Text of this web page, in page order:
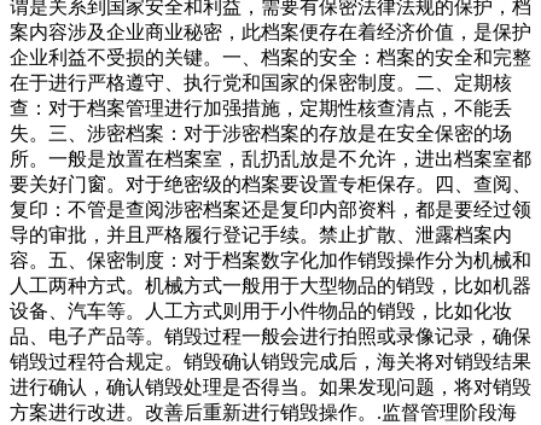
谓是关系到国家安全和利益，需要有保密法律法规的保护，档
案内容涉及企业商业秘密，此档案便存在着经济价值，是保护
企业利益不受损的关键。一、档案的安全：档案的安全和完整
在于进行严格遵守、执行党和国家的保密制度。二、定期核
查：对于档案管理进行加强措施，定期性核查清点，不能丢
失。三、涉密档案：对于涉密档案的存放是在安全保密的场
所。一般是放置在档案室，乱扔乱放是不允许，进出档案室都
要关好门窗。对于绝密级的档案要设置专柜保存。四、查阅、
复印：不管是查阅涉密档案还是复印内部资料，都是要经过领
导的审批，并且严格履行登记手续。禁止扩散、泄露档案内
容。五、保密制度：对于档案数字化加作销毁操作分为机械和
人工两种方式。机械方式一般用于大型物品的销毁，比如机器
设备、汽车等。人工方式则用于小件物品的销毁，比如化妆
品、电子产品等。销毁过程一般会进行拍照或录像记录，确保
销毁过程符合规定。销毁确认销毁完成后，海关将对销毁结果
进行确认，确认销毁处理是否得当。如果发现问题，将对销毁
方案进行改进。改善后重新进行销毁操作。.监督管理阶段海